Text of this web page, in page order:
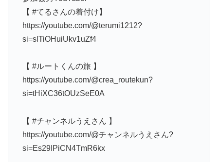
【 #てるさんの着付け】
https://youtube.com/@terumi1212?
si=slTiOHuiUkv1uZf4
【 #ルートくんの旅 】
https://youtube.com/@crea_routekun?
si=tHiXC36tOUzSeE0A
【 #チャンネルうえさん 】
https://youtube.com/@チャンネルうえさん?
si=Es29IPiCN4TmR6kx